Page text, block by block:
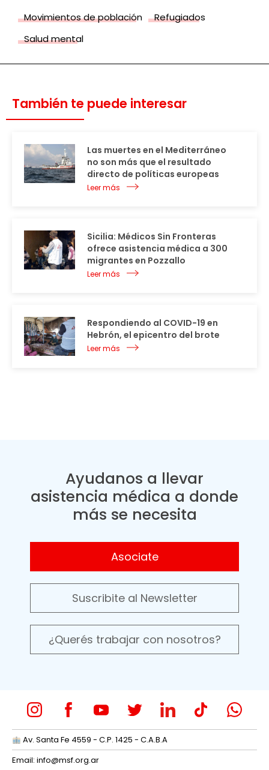
Movimientos de población
Refugiados
Salud mental
También te puede interesar
Las muertes en el Mediterráneo
no son más que el resultado
directo de políticas europeas
Leer más
Sicilia: Médicos Sin Fronteras
ofrece asistencia médica a 300
migrantes en Pozzallo
Leer más
Respondiendo al COVID-19 en
Hebrón, el epicentro del brote
Leer más
Ayudanos a llevar
asistencia médica a donde
más se necesita
Asociate
Suscribite al Newsletter
¿Querés trabajar con nosotros?
Av. Santa Fe 4559 - C.P. 1425 - C.A.B.A
Email: info@msf.org.ar